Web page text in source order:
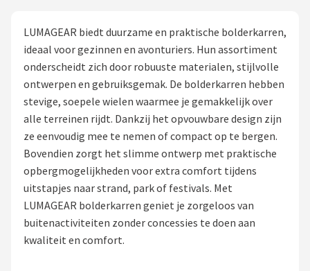
Slaapzakken
Slaapmatten
Koelboxen
Shop
POPULAIRE MERKEN
Intex
KOEL
LUMAGEAR biedt duurzame en praktische bolderkarren,
ideaal voor gezinnen en avonturiers. Hun assortiment
onderscheidt zich door robuuste materialen, stijlvolle
ontwerpen en gebruiksgemak. De bolderkarren hebben
stevige, soepele wielen waarmee je gemakkelijk over
alle terreinen rijdt. Dankzij het opvouwbare design zijn
ze eenvoudig mee te nemen of compact op te bergen.
Bovendien zorgt het slimme ontwerp met praktische
opbergmogelijkheden voor extra comfort tijdens
uitstapjes naar strand, park of festivals. Met
LUMAGEAR bolderkarren geniet je zorgeloos van
buitenactiviteiten zonder concessies te doen aan
kwaliteit en comfort.